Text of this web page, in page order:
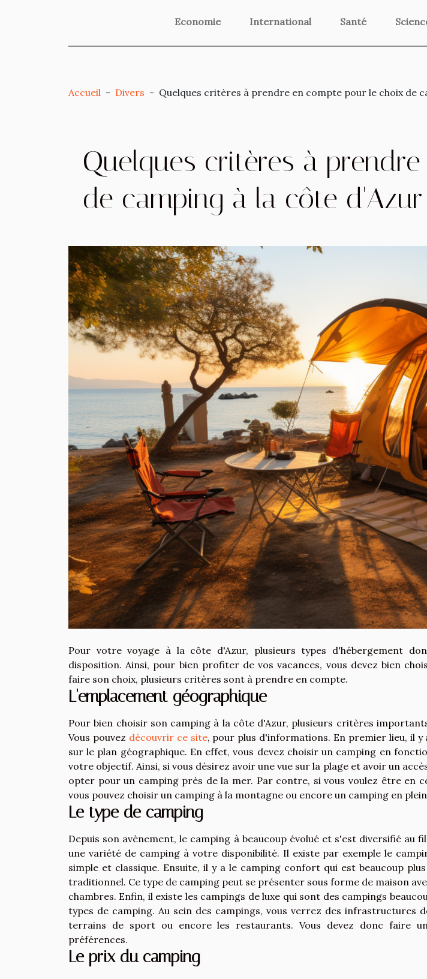
Economie International Santé
Accueil Divers Quelques critères à prendre en compte pour le choix de
Quelques critères à
de camping à la côte d'Azur
Pour votre voyage à la côte d'Azur, plusieurs types d'hébergement
disposition. Ainsi, pour bien profiter de vos vacances, vous devez bien
faire son choix, plusieurs critères sont à prendre en compte.
L'emplacement géographique
Pour bien choisir son camping à la côte d'Azur, plusieurs critères
Vous pouvez découvrir ce site, pour plus d'informations. En premier lieu, il y
sur le plan géographique. En effet, vous devez choisir un camping en
votre objectif. Ainsi, si vous désirez avoir une vue sur la plage et avoir un
opter pour un camping près de la mer. Par contre, si vous voulez être en
vous pouvez choisir un camping à la montagne ou encore un camping en
Le type de camping
Depuis son avènement, le camping à beaucoup évolué et s'est diversifié au
une variété de camping à votre disponibilité. Il existe par exemple le
simple et classique. Ensuite, il y a le camping confort qui est beaucoup
traditionnel. Ce type de camping peut se présenter sous forme de maison
chambres. Enfin, il existe les campings de luxe qui sont des campings
types de camping. Au sein des campings, vous verrez des infrastructures
terrains de sport ou encore les restaurants. Vous devez donc faire
préférences.
Le prix du camping